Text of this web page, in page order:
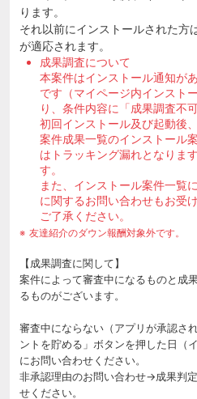
ります。
それ以前にインストールされた方
が適応されます。
成果調査について
本案件はインストール通知が
です（マイページ内インスト
り、条件内容に「成果調査不
初回インストール及び起動後
案件成果一覧のインストール
はトラッキング漏れとなりま
す。
また、インストール案件一覧
に関するお問い合わせもお受
ご了承ください。
友達紹介のダウン報酬対象外です。
【成果調査に関して】
案件によって審査中になるものと成
るものがございます。
審査中にならない（アプリが承認さ
ントを貯める」ボタンを押した日（
にお問い合わせください。
非承認理由のお問い合わせ→成果判
せください。